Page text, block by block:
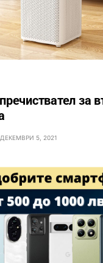
за
ДЕКЕМВРИ 5, 2021